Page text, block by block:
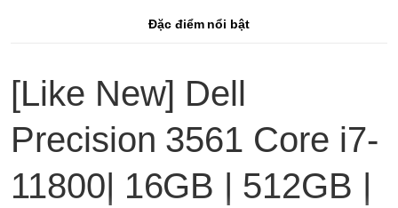
Đặc điểm nổi bật
[Like New] Dell
Precision 3561 Core i7-
11800| 16GB | 512GB |